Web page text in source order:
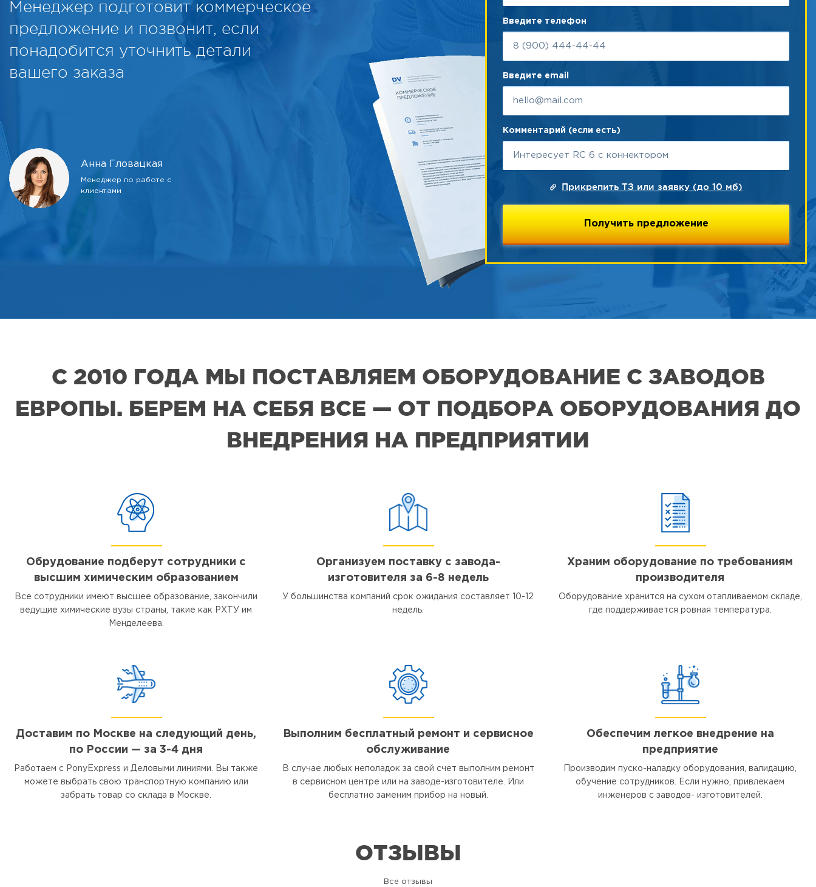
Менеджер подготовит коммерческое
предложение и позвонит, если
понадобится уточнить детали
вашего заказа
Анна Гловацкая
Менеджер по работе с
клиентами
Введите телефон
Введите email
Комментарий (если есть)
Прикрепить ТЗ или заявку (до 10 мб)
С 2010 ГОДА МЫ ПОСТАВЛЯЕМ ОБОРУДОВАНИЕ С ЗАВОДОВ
ЕВРОПЫ. БЕРЕМ НА СЕБЯ ВСЕ — ОТ ПОДБОРА ОБОРУДОВАНИЯ ДО
ВНЕДРЕНИЯ НА ПРЕДПРИЯТИИ
Обрудование подберут сотрудники с
высшим химическим образованием
Все сотрудники имеют высшее образование, закончили
ведущие химические вузы страны, такие как РХТУ им
Менделеева.
Организуем поставку с завода-
изготовителя за 6-8 недель
У большинства компаний срок ожидания составляет 10-12
недель.
Храним оборудование по требованиям
производителя
Оборудование хранится на сухом отапливаемом складе,
где поддерживается ровная температура.
Доставим по Москве на следующий день,
по России — за 3-4 дня
Работаем с PonyExpress и Деловыми линиями. Вы также
можете выбрать свою транспортную компанию или
забрать товар со склада в Москве.
Выполним бесплатный ремонт и сервисное
обслуживание
В случае любых неполадок за свой счет выполним ремонт
в сервисном центре или на заводе-изготовителе. Или
бесплатно заменим прибор на новый.
Обеспечим легкое внедрение на
предприятие
Производим пуско-наладку оборудования, валидацию,
обучение сотрудников. Если нужно, привлекаем
инженеров с заводов- изготовителей.
ОТЗЫВЫ
Все отзывы